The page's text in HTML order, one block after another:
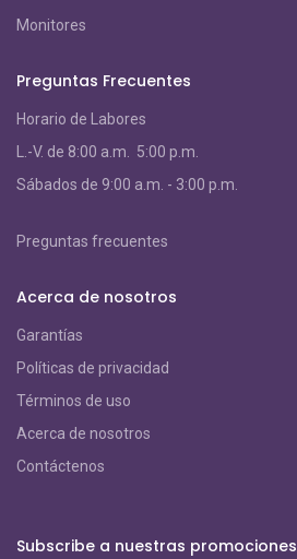
Monitores
Preguntas Frecuentes
Horario de Labores
L.-V. de 8:00 a.m. 5:00 p.m.
Sábados de 9:00 a.m. - 3:00 p.m.
Preguntas frecuentes
Acerca de nosotros
Garantías
Políticas de privacidad
Términos de uso
Acerca de nosotros
Contáctenos
Subscribe a nuestras promociones